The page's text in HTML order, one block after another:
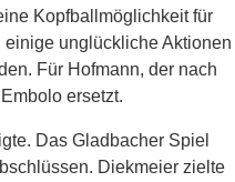
Kopfballmöglichkeit für
unglückliche Aktionen
Für Hofmann, der nach
ersetzt.
Das Gladbacher Spiel
Diekmeier zielte